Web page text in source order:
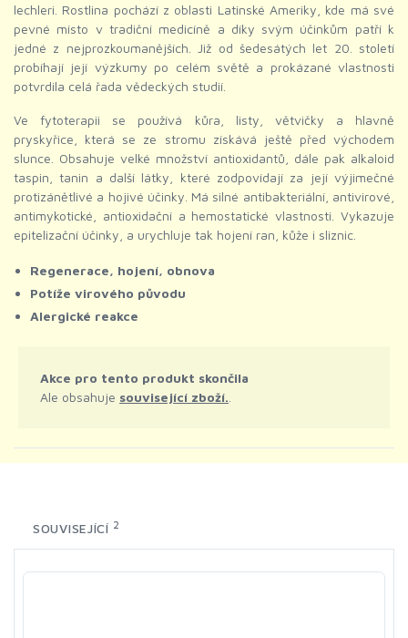
lechleri. Rostlina pochází z oblasti Latinské Ameriky, kde má své
pevné místo v tradiční medicíně a díky svým účinkům patří k
jedné z nejprozkoumanějších. Již od šedesátých let 20. století
probíhají její výzkumy po celém světě a prokázané vlastnosti
potvrdila celá řada vědeckých studií.
Ve fytoterapii se používá kůra, listy, větvičky a hlavně
pryskyřice, která se ze stromu získává ještě před východem
slunce. Obsahuje velké množství antioxidantů, dále pak alkaloid
taspin, tanin a další látky, které zodpovídají za její výjimečné
protizánětlivé a hojivé účinky. Má silné antibakteriální, antivirové,
antimykotické, antioxidační a hemostatické vlastnosti. Vykazuje
epitelizační účinky, a urychluje tak hojení ran, kůže i sliznic.
Regenerace, hojení, obnova
Potíže virového původu
Alergické reakce
Akce pro tento produkt skončila
Ale obsahuje související zboží.
SOUVISEJÍCÍ 2